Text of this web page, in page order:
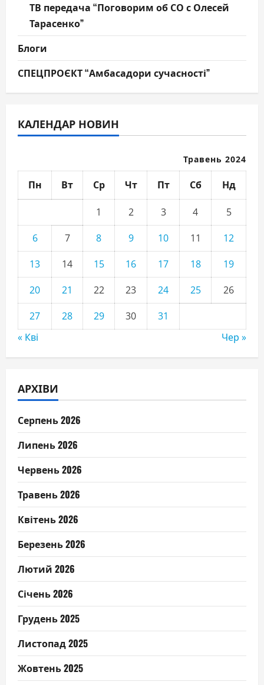
ТВ передача “Поговорим об СО с Олесей
Тарасенко”
Блоги
СПЕЦПРОЄКТ “Амбасадори сучасності”
КАЛЕНДАР НОВИН
Травень 2024
Пн Вт Ср Чт Пт Сб Нд
1 2 3 4
5
6
7 8 9 10 11
12
13
14 15 16 17 18
19
20
21 22 23 24 25
26
27
28 29 30
31
« Кві
Чер »
АРХІВИ
Серпень 2026
Липень 2026
Червень 2026
Травень 2026
Квітень 2026
Березень 2026
Лютий 2026
Січень 2026
Грудень 2025
Листопад 2025
Жовтень 2025